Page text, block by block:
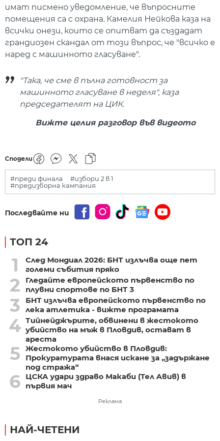
имат писмено уведомление, че въпросните
помещения са с охрана. Камелия Нейкова каза на
всички онези, които се опитват да създадат
грандиозен скандал от този въпрос, че "всичко е
наред с машинното гласуване".
"Така, че сме в пълна готовност за
машинното гласуване в неделя", каза
председателят на ЦИК.
Вижте целия разговор във видеото
Сподели
#преди финала
#избори 2 в 1
#предизборна кампания
Последвайте ни
ТОП 24
1
След Мондиал 2026: БНТ излъчва още пет
големи събития пряко
2
Гледайте европейското първенство по
плувни спортове по БНТ 3
3
БНТ излъчва европейското първенство по
лека атлетика - вижте програмата
4 Тийнейджърите, обвинени в жестокото
убийство на мъж в Пловдив, остават в
ареста
5 Жестокото убийство в Пловдив:
Прокуратурата внася искане за „задържане
под стража“
6
ЦСКА удари здраво Макаби (Тел Авив) в
първия мач
Реклама
НАЙ-ЧЕТЕНИ